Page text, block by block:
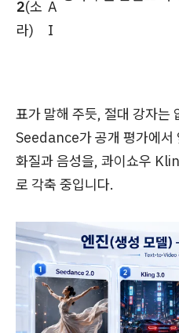
2(소
라)
A
I
표가 말해 주듯, 절대 강자는
Seedance가 공개 평가에서
화질과 음성을, 콰이쇼우
로 각축 중입니다.